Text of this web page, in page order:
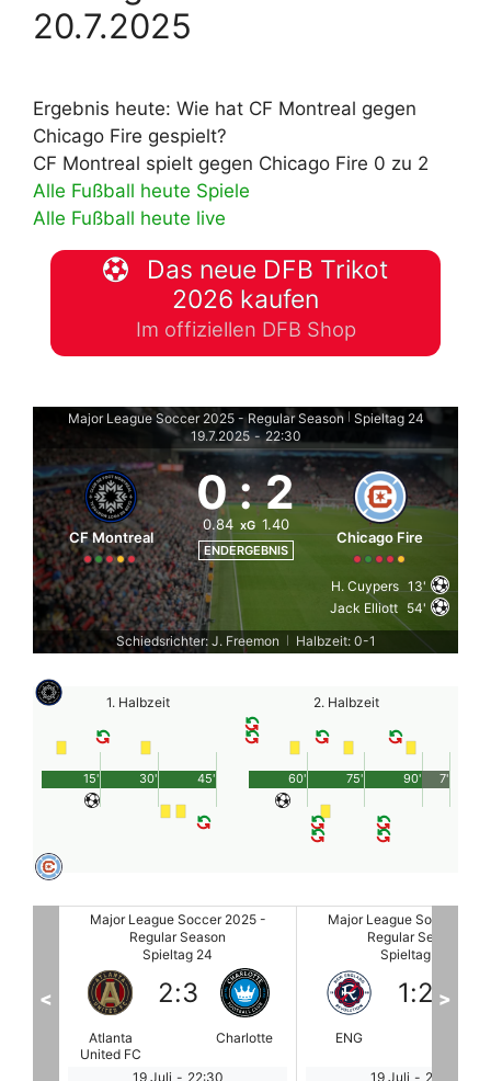
20.7.2025
Ergebnis heute: Wie hat CF Montreal gegen
Chicago Fire gespielt?
CF Montreal spielt gegen Chicago Fire 0 zu 2
Alle Fußball heute Spiele
Alle Fußball heute live
Das neue DFB Trikot
2026 kaufen
Im offiziellen DFB Shop
Major League Soccer 2025 - Regular Season
Spieltag 24
19.7.2025 - 22:30
CF Montreal
0: 2
0.84 xG 1.40
ENDERGEBNIS
Chicago Fire
H. Cuypers 13'
Jack Elliott 54'
Schiedsrichter: J. Freemon
Halbzeit: 0-1
1. Halbzeit
45'
15' 30'
2. Halbzeit
90'
60' 75' 7'
Major League Soccer 2025 -
Regular Season
Spieltag 24
ENG
1:2
Orlando City
19 Juli - 22:30
Major League Soccer
Regular Season
Spieltag 24
COL
2:1
19 Juli - 22:30
< >